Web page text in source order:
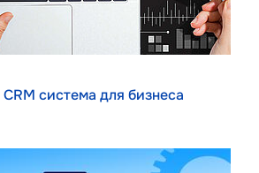
система для бизнеса